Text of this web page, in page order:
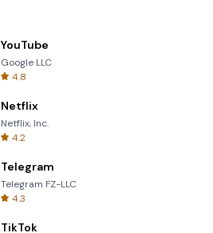
YouTube
Google LLC
4.8
Netflix
Netflix, Inc.
4.2
Telegram
Telegram FZ-LLC
4.3
TikTok